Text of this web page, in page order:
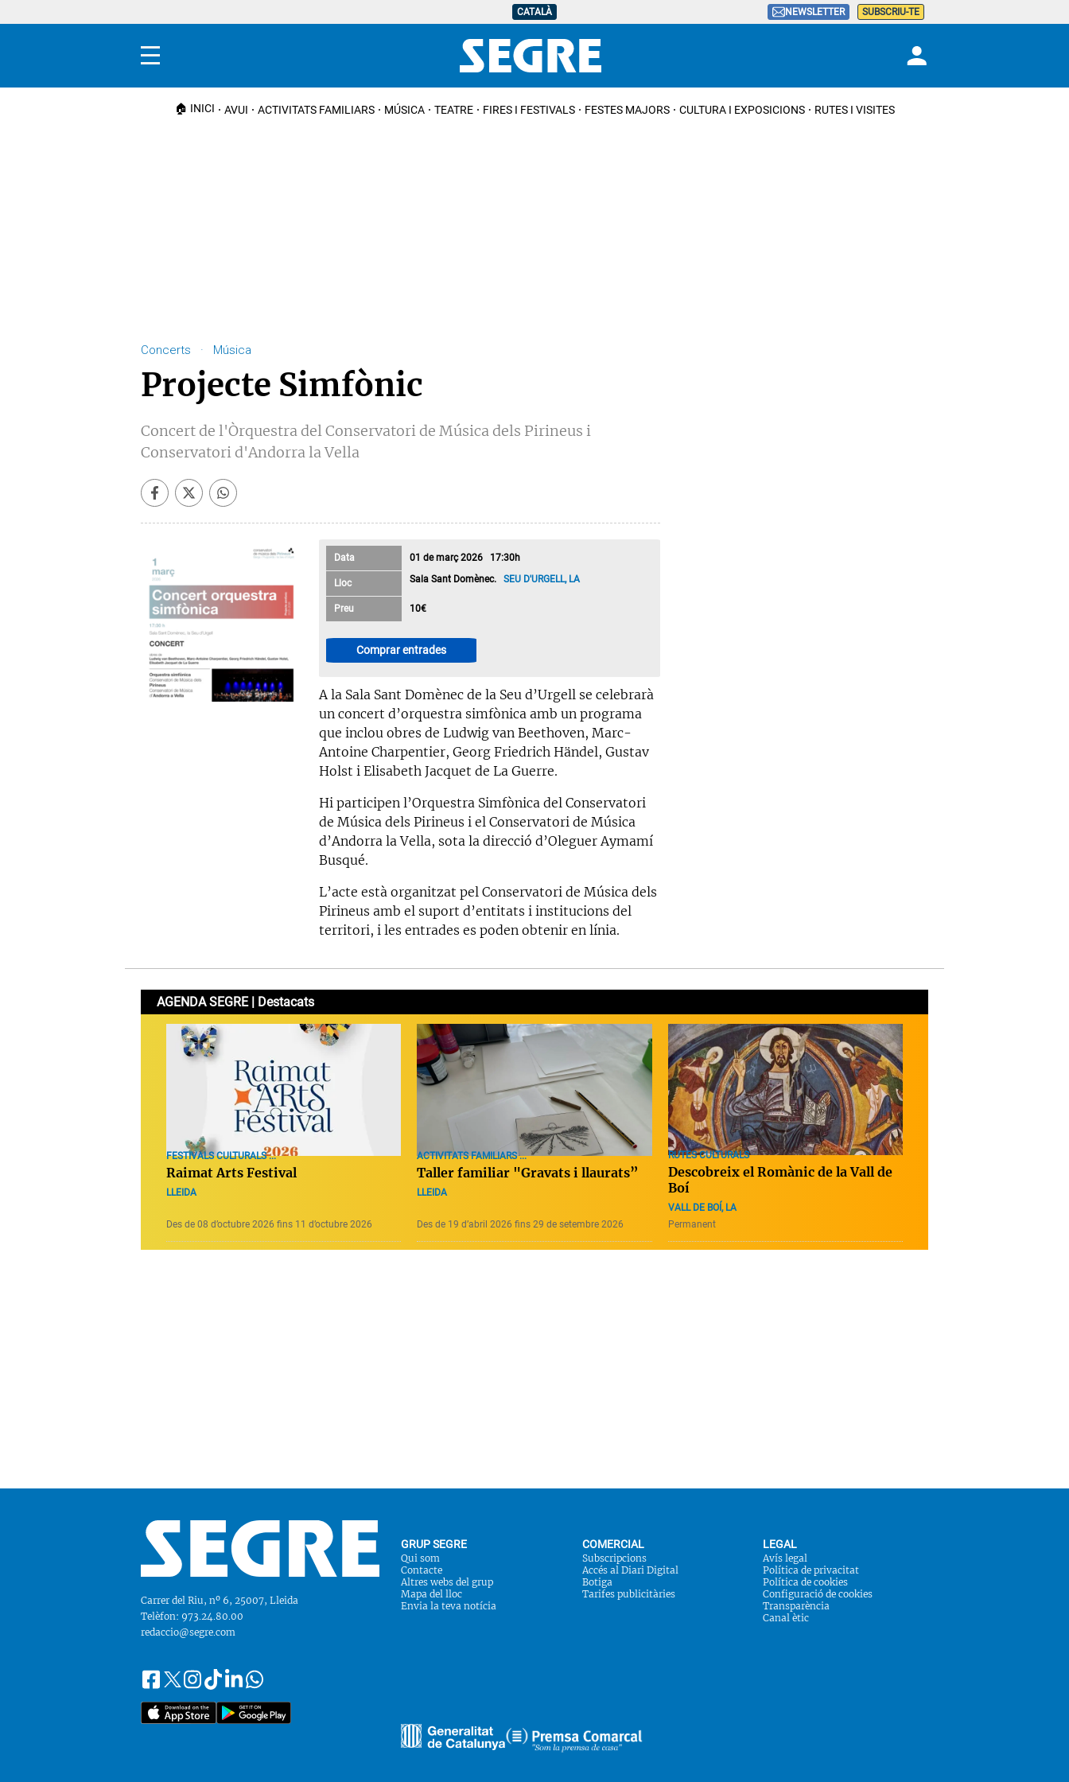
CATALÀ NEWSLETTER SUBSCRIU-TE
Menú
🏠 INICI AVUI ACTIVITATS FAMILIARS MÚSICA TEATRE FIRES I FESTIVALS FESTES MAJORS CULTURA I EXPOSICIONS RUTES I VISITES
Concerts · Música
Projecte Simfònic
Concert de l'Òrquestra del Conservatori de Música dels Pirineus i
Conservatori d'Andorra la Vella
Data 01 de març 2026 17:30h
Lloc Sala Sant Domènec. SEU D'URGELL, LA
Preu 10€
Comprar entrades
A la Sala Sant Domènec de la Seu d’Urgell se celebrarà
un concert d’orquestra simfònica amb un programa
que inclou obres de Ludwig van Beethoven, Marc-
Antoine Charpentier, Georg Friedrich Händel, Gustav
Holst i Elisabeth Jacquet de La Guerre.
Hi participen l’Orquestra Simfònica del Conservatori
de Música dels Pirineus i el Conservatori de Música
d’Andorra la Vella, sota la direcció d’Oleguer Aymamí
Busqué.
L’acte està organitzat pel Conservatori de Música dels
Pirineus amb el suport d’entitats i institucions del
territori, i les entrades es poden obtenir en línia.
AGENDA SEGRE | Destacats
FESTIVALS CULTURALS ...
Raimat Arts Festival
LLEIDA
Des de 08 d’octubre 2026 fins 11 d’octubre 2026
ACTIVITATS FAMILIARS ...
Taller familiar "Gravats i llaurats”
LLEIDA
Des de 19 d’abril 2026 fins 29 de setembre 2026
RUTES CULTURALS
Descobreix el Romànic de la Vall de
Boí
VALL DE BOÍ, LA
Permanent
Carrer del Riu, nº 6, 25007, Lleida
Telèfon: 973.24.80.00
redaccio@segre.com
Segueix-
nos
a::
FacebookInstagram
TiktokLinkedin
Whatsapp
GRUP SEGRE
Qui som
Contacte
Altres webs del grup
Mapa del lloc
Envia la teva notícia
COMERCIAL
Subscripcions
Accés al Diari Digital
Botiga
Tarifes publicitàries
LEGAL
Avís legal
Política de privacitat
Política de cookies
Configuració de cookies
Transparència
Canal ètic